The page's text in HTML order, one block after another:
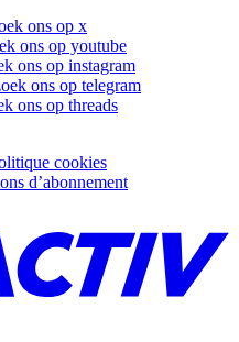
ons op x
ons op youtube
ons op instagram
ons op telegram
ons op threads
cookies
d’abonnement